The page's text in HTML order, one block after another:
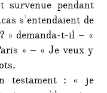
survenue pendant
s’entendaient de
» demanda-t-il – «
» – « Je veux y
testament : « je